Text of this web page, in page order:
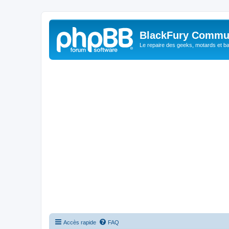
BlackFury
Le repaire des geeks, motards et
Accès rapide FAQ